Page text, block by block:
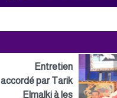
Entretien
accordé par Tarik
Elmalki à les